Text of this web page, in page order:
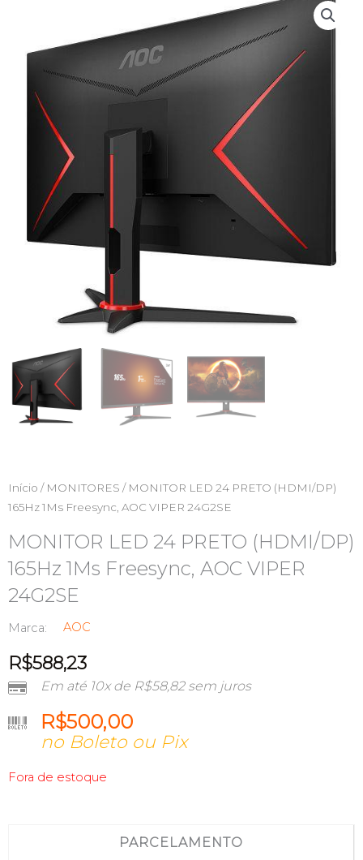
Início / MONITORES / MONITOR LED 24 PRETO (HDMI/DP)
165Hz 1Ms Freesync, AOC VIPER 24G2SE
MONITOR LED 24 PRETO (HDMI/DP)
165Hz 1Ms Freesync, AOC VIPER
24G2SE
Marca: AOC
R$588,23
Em até 10x de R$58,82sem juros
R$500,00
no Boleto ou Pix
Fora de estoque
PARCELAMENTO